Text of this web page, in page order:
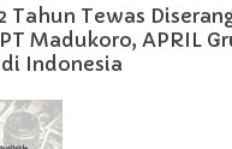
Tahun Tewas
Madukoro, APRIL
Indonesia